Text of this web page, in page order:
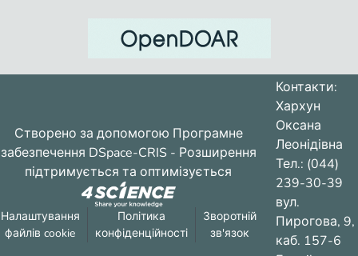
Створено за допомогою Програмне
забезпечення DSpace-CRIS - Розширення
підтримується та оптимізується
Налаштування
файлів cookie
Політика
конфіденційності
Зворотній
зв'язок
Контакти:
Хархун
Оксана
Леонідівна
Тел.: (044)
239-30-39
вул.
Пирогова, 9,
каб. 157-6